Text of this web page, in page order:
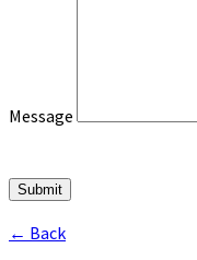
Message
Submit
← Back